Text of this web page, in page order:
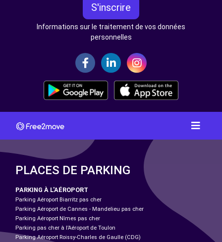
S'inscrire
Informations sur le traitement de vos données
personnelles
PLACES DE PARKING
PARKING À L'AÉROPORT
Parking Aéroport Biarritz pas cher
Parking Aéroport de Cannes - Mandelieu pas cher
Parking Aéroport Nîmes pas cher
Parking pas cher à l’Aéroport de Toulon
Parking Aéroport Roissy-Charles de Gaulle (CDG)